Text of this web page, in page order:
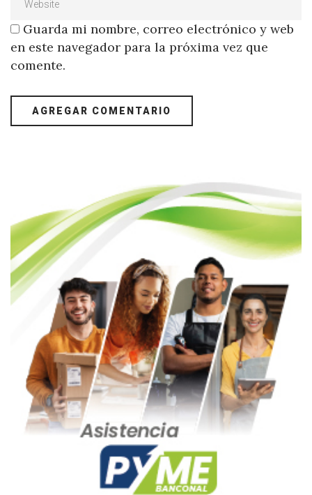
Guarda mi nombre, correo electrónico y web
en este navegador para la próxima vez que
comente.